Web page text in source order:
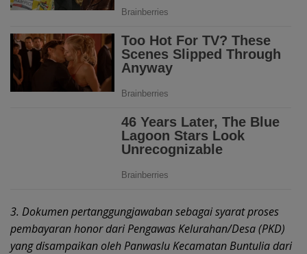
3. Dokumen pertanggungjawaban sebagai syarat proses
pembayaran honor dari Pengawas Kelurahan/Desa (PKD)
yang disampaikan oleh Panwaslu Kecamatan Buntulia dari